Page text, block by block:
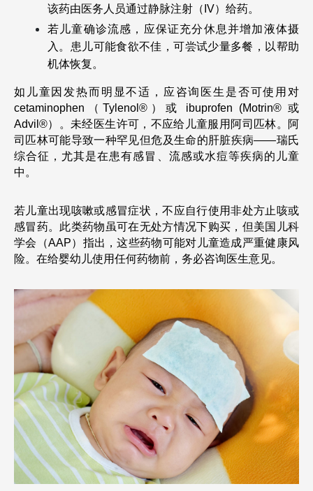
该药由医务人员通过静脉注射（IV）给药。
若儿童确诊流感，应保证充分休息并增加液体摄
入。患儿可能食欲不佳，可尝试少量多餐，以帮助
机体恢复。
如儿童因发热而明显不适，应咨询医生是否可使用对
cetaminophen（Tylenol®）或 ibuprofen (Motrin® 或
Advil®）。未经医生许可，不应给儿童服用阿司匹林。阿
司匹林可能导致一种罕见但危及生命的肝脏疾病——瑞氏
综合征，尤其是在患有感冒、流感或水痘等疾病的儿童
中。
若儿童出现咳嗽或感冒症状，不应自行使用非处方止咳或
感冒药。此类药物虽可在无处方情况下购买，但美国儿科
学会（AAP）指出，这些药物可能对儿童造成严重健康风
险。在给婴幼儿使用任何药物前，务必咨询医生意见。